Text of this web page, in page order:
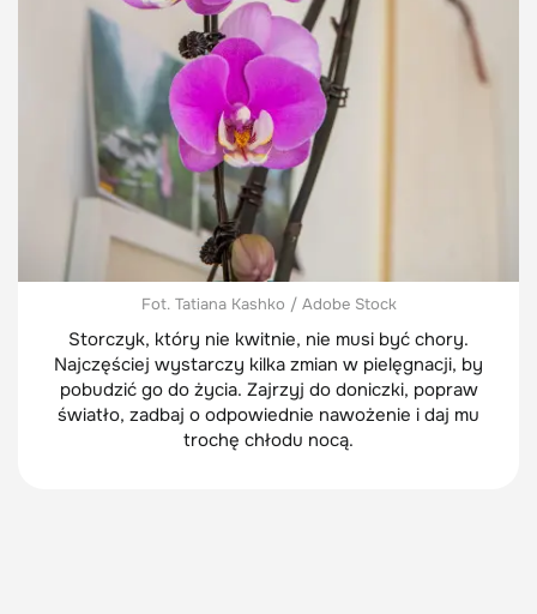
Fot. Tatiana Kashko / Adobe Stock
Storczyk, który nie kwitnie, nie musi być chory.
Najczęściej wystarczy kilka zmian w pielęgnacji, by
pobudzić go do życia. Zajrzyj do doniczki, popraw
światło, zadbaj o odpowiednie nawożenie i daj mu
trochę chłodu nocą.